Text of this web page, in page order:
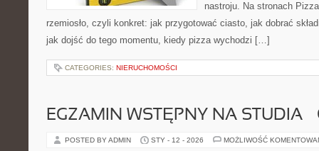
nastroju. Na stronach
rzemiosło, czyli konkret: jak przygotować ciasto, jak dobrać
jak dojść do tego momentu, kiedy pizza wychodzi […]
CATEGORIES: NIERUCHOMOŚCI
EGZAMIN WSTĘPNY NA STUDIA –
POSTED BY ADMIN STY - 12 - 2026 MOŻLIWOŚĆ